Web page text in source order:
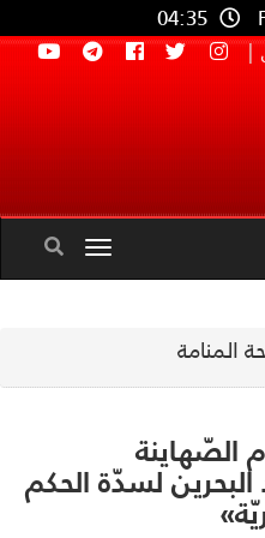
04:35
Toggle
navigation
لسدّة الحكم